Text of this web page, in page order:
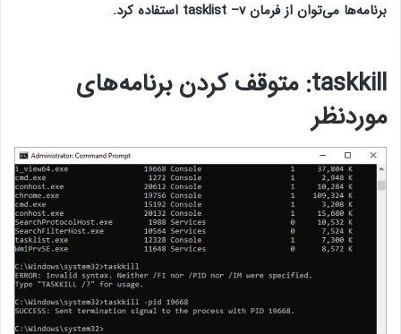
برنامه‌ها می‌توان از فرمان tasklist –v استفاده کرد.
taskkill: متوقف کردن برنامه‌های
موردنظر